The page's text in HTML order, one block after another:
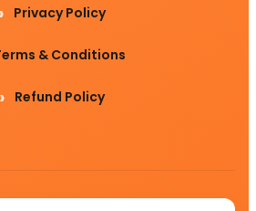
Privacy Policy
& Conditions
Refund Policy